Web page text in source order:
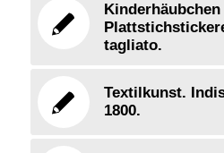
tagliato.
Textilkunst.
1800.